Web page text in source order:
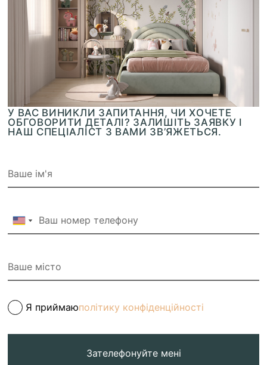
У ВАС ВИНИКЛИ ЗАПИТАННЯ, ЧИ ХОЧЕТЕ
ОБГОВОРИТИ ДЕТАЛІ? ЗАЛИШІТЬ ЗАЯВКУ І
НАШ СПЕЦІАЛІСТ З ВАМИ ЗВ’ЯЖЕТЬСЯ.
Я приймаюполітику конфіденційності
Зателефонуйте мені